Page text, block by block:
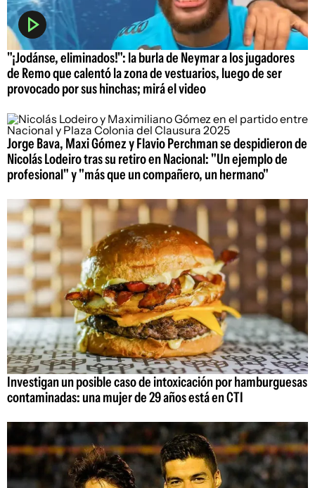
"¡Jodánse, eliminados!": la burla de Neymar a los jugadores
de Remo que calentó la zona de vestuarios, luego de ser
provocado por sus hinchas; mirá el video
Jorge Bava, Maxi Gómez y Flavio Perchman se despidieron de
Nicolás Lodeiro tras su retiro en Nacional: "Un ejemplo de
profesional" y "más que un compañero, un hermano"
Investigan un posible caso de intoxicación por hamburguesas
contaminadas: una mujer de 29 años está en CTI